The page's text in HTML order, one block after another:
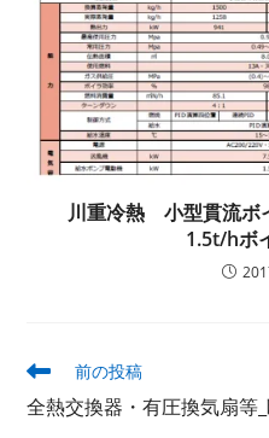
川重冷熱 小型貫流ボ
1.5t/hボ
そ
の
他
前の投稿
全熱交換器・有圧換気扇等